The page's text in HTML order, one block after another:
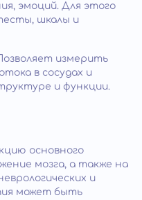
эмоций. Для этого
шкалы и
измерить
в сосудах и
и функции.
основного
мозга, а также на
и
может быть